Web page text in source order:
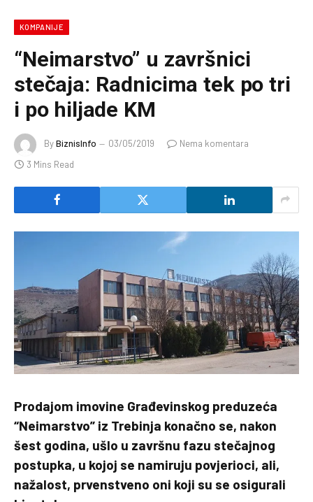
KOMPANIJE
“Neimarstvo” u završnici
stečaja: Radnicima tek po tri
i po hiljade KM
ByBiznisInfo 03/05/2019
Nema komentara
3 Mins Read
Prodajom imovine Građevinskog preduzeća
“Neimarstvo” iz Trebinja konačno se, nakon
šest godina, ušlo u završnu fazu stečajnog
postupka, u kojoj se namiruju povjerioci, ali,
nažalost, prvenstveno oni koji su se osigurali